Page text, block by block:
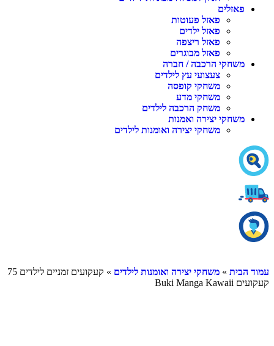
פאזלים
פאזל פעוטות
פאזל ילדים
פאזל ריצפה
פאזל מבוגרים
משחקי הרכבה / חברה
צעצועי עץ לילדים
משחקי קופסה
משחקי מדע
משחק הרכבה לילדים
משחקי יצירה ואמנות
משחקי יצירה ואומנות לילדים
עמוד הבית » משחקי יצירה ואומנות לילדים
» קעקועים זמניים לילדים 75
קעקועים Buki Manga Kawaii